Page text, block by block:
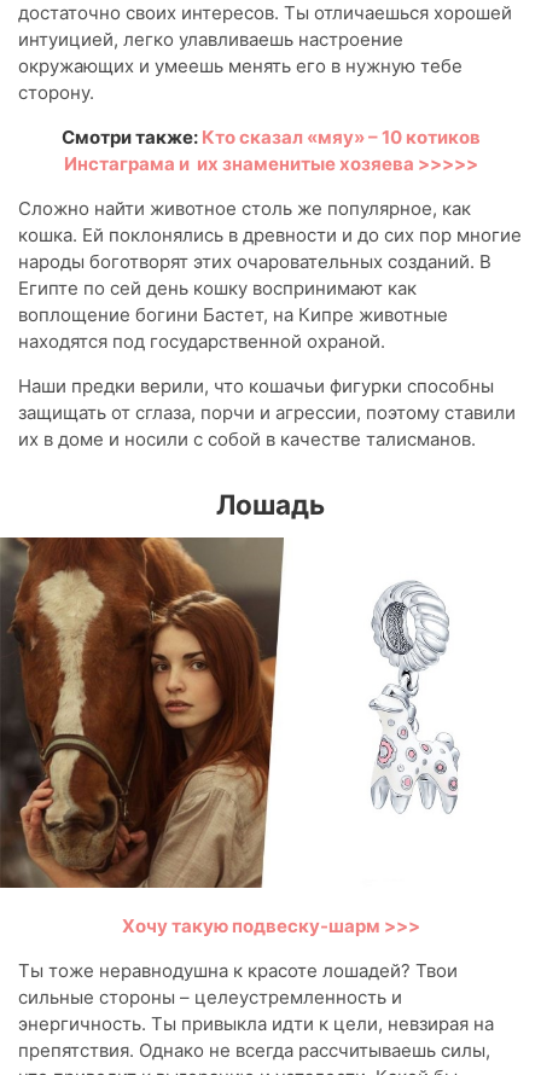
достаточно своих интересов. Ты отличаешься хорошей
интуицией, легко улавливаешь настроение
окружающих и умеешь менять его в нужную тебе
сторону.
Смотри также: Кто сказал «мяу» – 10 котиков
Инстаграма и их знаменитые хозяева >>>>>
Сложно найти животное столь же популярное, как
кошка. Ей поклонялись в древности и до сих пор многие
народы боготворят этих очаровательных созданий. В
Египте по сей день кошку воспринимают как
воплощение богини Бастет, на Кипре животные
находятся под государственной охраной.
Наши предки верили, что кошачьи фигурки способны
защищать от сглаза, порчи и агрессии, поэтому ставили
их в доме и носили с собой в качестве талисманов.
Лошадь
Хочу такую подвеску-шарм >>>
Ты тоже неравнодушна к красоте лошадей? Твои
сильные стороны – целеустремленность и
энергичность. Ты привыкла идти к цели, невзирая на
препятствия. Однако не всегда рассчитываешь силы,